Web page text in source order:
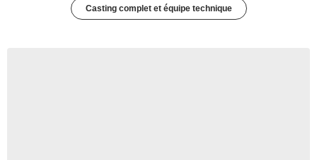
Casting complet et équipe technique